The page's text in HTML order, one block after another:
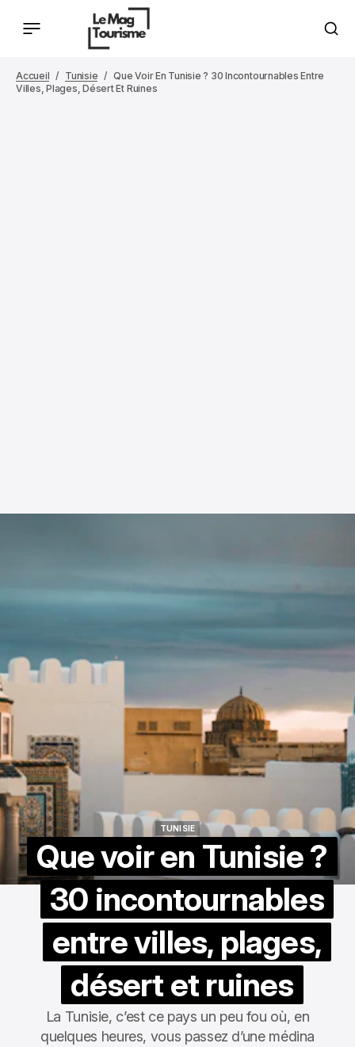
Accueil Tunisie
Que Voir En Tunisie ? 30 Incontournables Entre
Villes, Plages, Désert Et Ruines
TUNISIE
Que voir en Tunisie ?
30 incontournables
entre villes, plages,
désert et ruines
La Tunisie, c’est ce pays un peu fou où, en
quelques heures, vous passez d’une médina